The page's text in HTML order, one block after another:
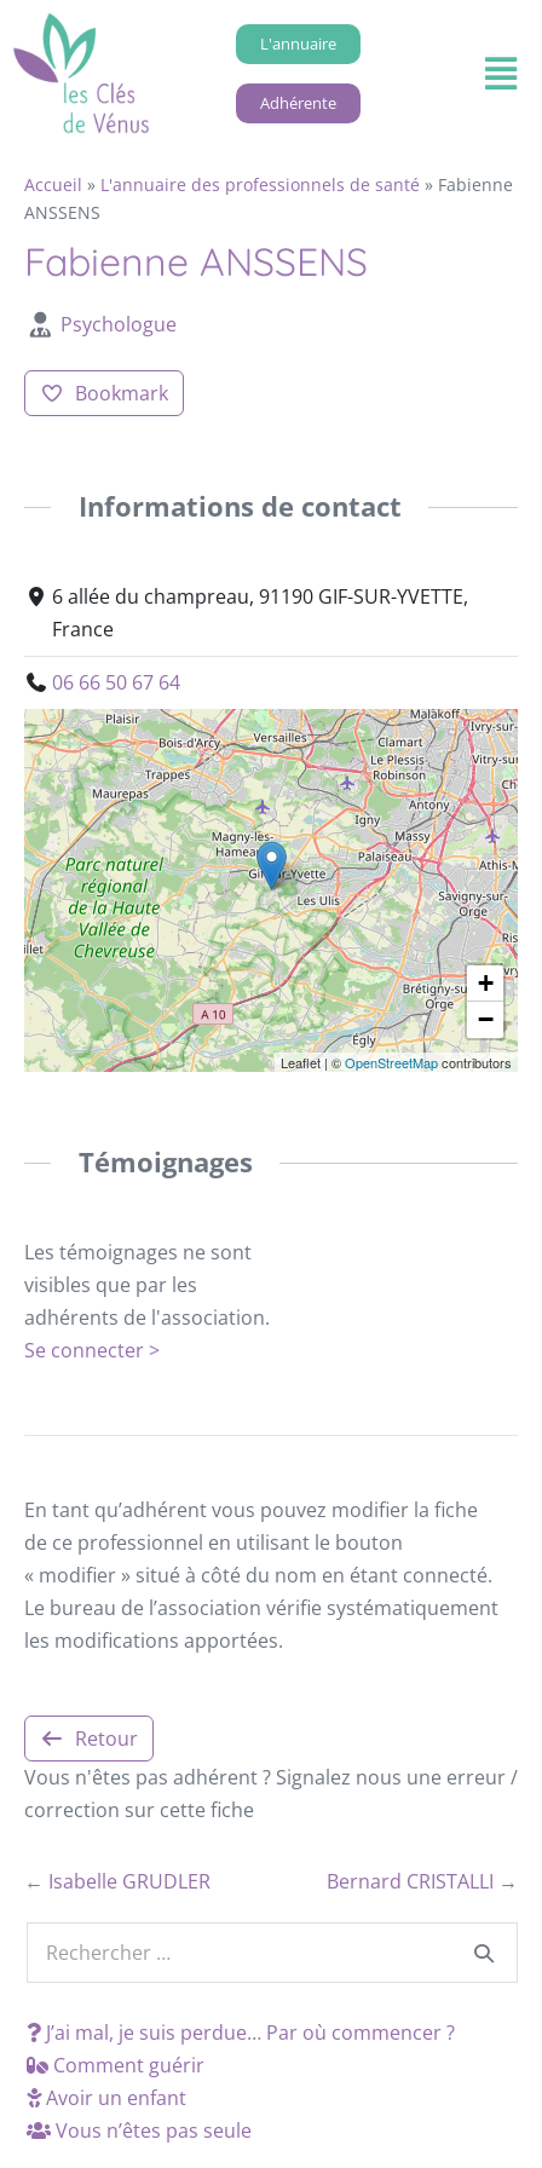
L'annuaire
Adhérente
Accueil » L'annuaire des professionnels de santé » Fabienne
ANSSENS
Fabienne ANSSENS
Psychologue
Bookmark
Informations de contact
6 allée du champreau, 91190 GIF-SUR-YVETTE,
France
06 66 50 67 64
+
−
Leaflet| ©OpenStreetMapcontributors
Témoignages
Les témoignages ne sont
visibles que par les
adhérents de l'association.
Se connecter >
En tant qu’adhérent vous pouvez modifier la fiche
de ce professionnel en utilisant le bouton
« modifier » situé à côté du nom en étant connecté.
Le bureau de l’association vérifie systématiquement
les modifications apportées.
Retour
Vous n'êtes pas adhérent ? Signalez nous une erreur /
correction sur cette fiche
← Isabelle GRUDLER Bernard CRISTALLI →
J’ai mal, je suis perdue… Par où commencer ?
Comment guérir
Avoir un enfant
Vous n’êtes pas seule